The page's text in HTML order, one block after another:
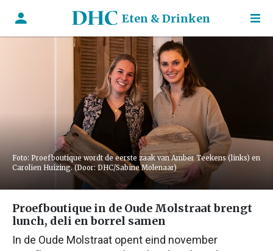
Eten & Drinken
Foto: Proefboutique wordt de eerste zaak van Amber Teekens (links) en
Carolien Huizing. (Door: DHC/Sabine Molenaar)
Proefboutique in de Oude Molstraat brengt
lunch, deli en borrel samen
In de Oude Molstraat opent eind november